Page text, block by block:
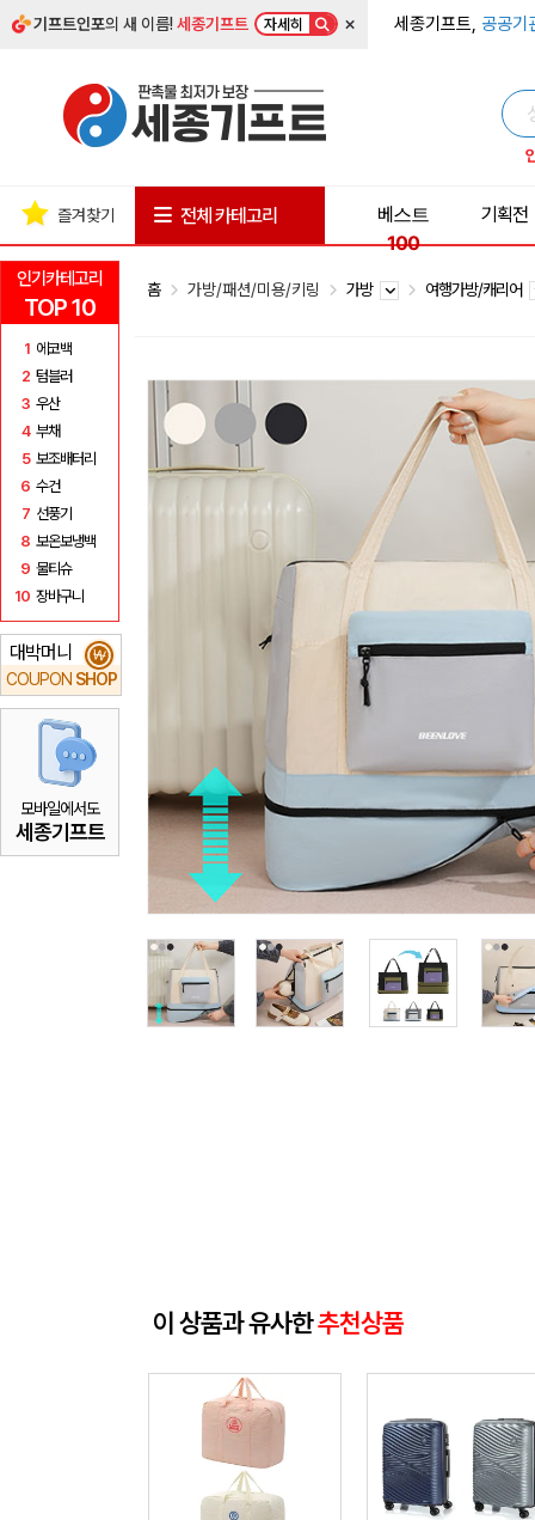
기프트인포의 새 이름!세종기프트 자세히 × 세종기프트, 공공기
인기카테고리
TOP 10
1 에코백
2 텀블러
3 우산
4 부채
5 보조배터리
6 수건
7 선풍기
8 보온보냉백
9 물티슈
10 장바구니
대박머니
COUPON SHOP
₩
모바일에서도
세종기프트
즐겨찾기 전체 카테고리
베스트
100
기획전
홈 가방/패션/미용/키링 가방 여행가방/캐리어
이 상품과 유사한추천상품